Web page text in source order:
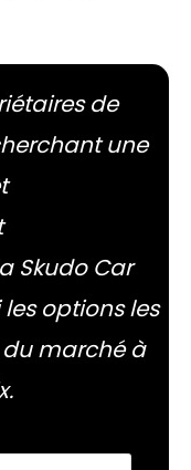
de
une
Skudo Car
options les
marché à